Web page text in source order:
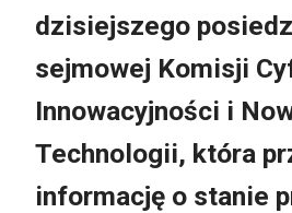
dzisiejszego
sejmowej Komisji
Innowacyjności i
Technologii, która
informację o stanie